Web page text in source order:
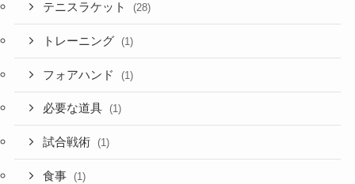
テニスラケット (28)
トレーニング (1)
フォアハンド (1)
必要な道具 (1)
試合戦術 (1)
食事 (1)